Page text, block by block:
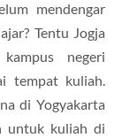
mendengar
Tentu Jogja
negeri
tempat kuliah.
di Yogyakarta
untuk kuliah di